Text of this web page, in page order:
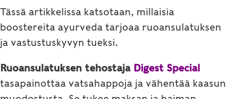
Tässä artikkelissa katsotaan, millaisia
boostereita ayurveda tarjoaa ruoansulatuksen
ja vastustuskyvyn tueksi.
Ruoansulatuksen tehostaja Digest Special
tasapainottaa vatsahappoja ja vähentää kaasun